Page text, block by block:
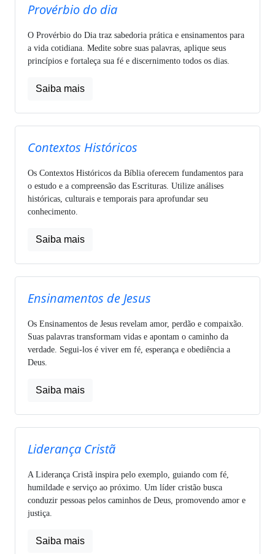
Provérbio do dia
O Provérbio do Dia traz sabedoria prática e ensinamentos para
a vida cotidiana. Medite sobre suas palavras, aplique seus
princípios e fortaleça sua fé e discernimento todos os dias.
Saiba mais
Contextos Históricos
Os Contextos Históricos da Bíblia oferecem fundamentos para
o estudo e a compreensão das Escrituras. Utilize análises
históricas, culturais e temporais para aprofundar seu
conhecimento.
Saiba mais
Ensinamentos de Jesus
Os Ensinamentos de Jesus revelam amor, perdão e compaixão.
Suas palavras transformam vidas e apontam o caminho da
verdade. Segui-los é viver em fé, esperança e obediência a
Deus.
Saiba mais
Liderança Cristã
A Liderança Cristã inspira pelo exemplo, guiando com fé,
humildade e serviço ao próximo. Um líder cristão busca
conduzir pessoas pelos caminhos de Deus, promovendo amor e
justiça.
Saiba mais